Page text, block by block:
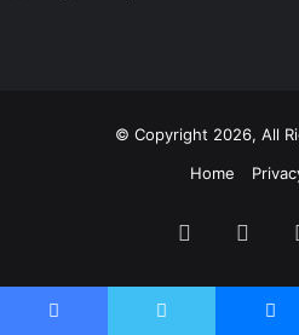
© Copyright 2026, All
Home
Facebook